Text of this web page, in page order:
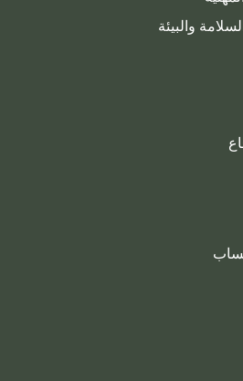
والبيئة